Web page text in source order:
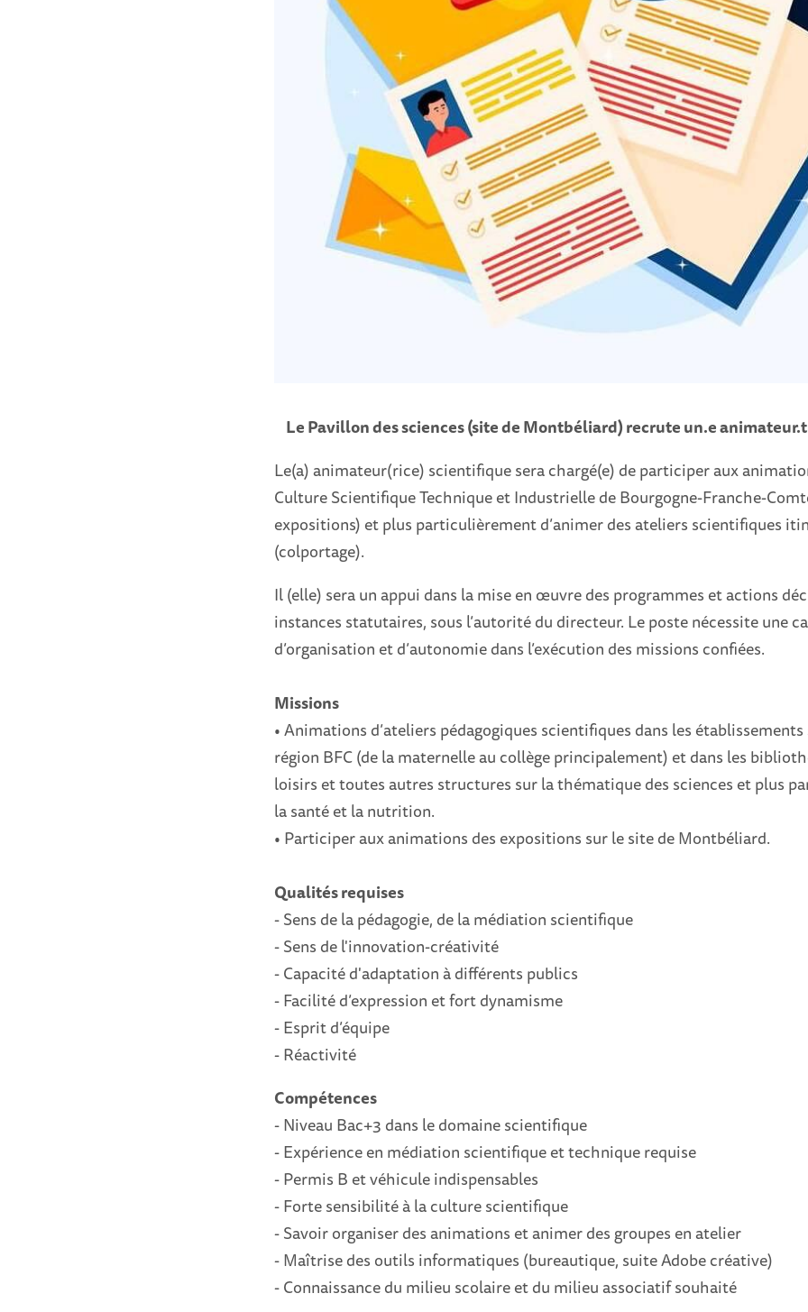
Le Pavillon des sciences (site de Montbéliard) recrute un.e
Le(a) animateur(rice) scientifique sera chargé(e) de participer aux
Culture Scientifique Technique et Industrielle de Bourgogne-Franche-
expositions) et plus particulièrement d’animer des ateliers scientifiques
(colportage).
Il (elle) sera un appui dans la mise en œuvre des programmes et actions
instances statutaires, sous l’autorité du directeur. Le poste nécessite une
d’organisation et d’autonomie dans l’exécution des missions confiées.
Missions
• Animations d’ateliers pédagogiques scientifiques dans les
région BFC (de la maternelle au collège principalement) et dans les
loisirs et toutes autres structures sur la thématique des sciences et plus
la santé et la nutrition.
• Participer aux animations des expositions sur le site de Montbéliard.
Qualités requises
- Sens de la pédagogie, de la médiation scientifique
- Sens de l'innovation-créativité
- Capacité d'adaptation à différents publics
- Facilité d’expression et fort dynamisme
- Esprit d’équipe
- Réactivité
Compétences
- Niveau Bac+3 dans le domaine scientifique
- Expérience en médiation scientifique et technique requise
- Permis B et véhicule indispensables
- Forte sensibilité à la culture scientifique
- Savoir organiser des animations et animer des groupes en atelier
- Maîtrise des outils informatiques (bureautique, suite Adobe créative)
- Connaissance du milieu scolaire et du milieu associatif souhaité